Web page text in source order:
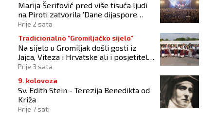
Marija Šerifović pred više tisuća ljudi
na Piroti zatvorila 'Dane dijaspore
2026'
Prije 2 sata
Tradicionalno "Gromiljačko sijelo"
Na sijelo u Gromiljak došli gosti iz
Jajca, Viteza i Hrvatske ali i posjetitelji
od Austrije do Australije
Prije 3 sata
9. kolovoza
Sv. Edith Stein - Terezija Benedikta od
Križa
Prije 7 sati